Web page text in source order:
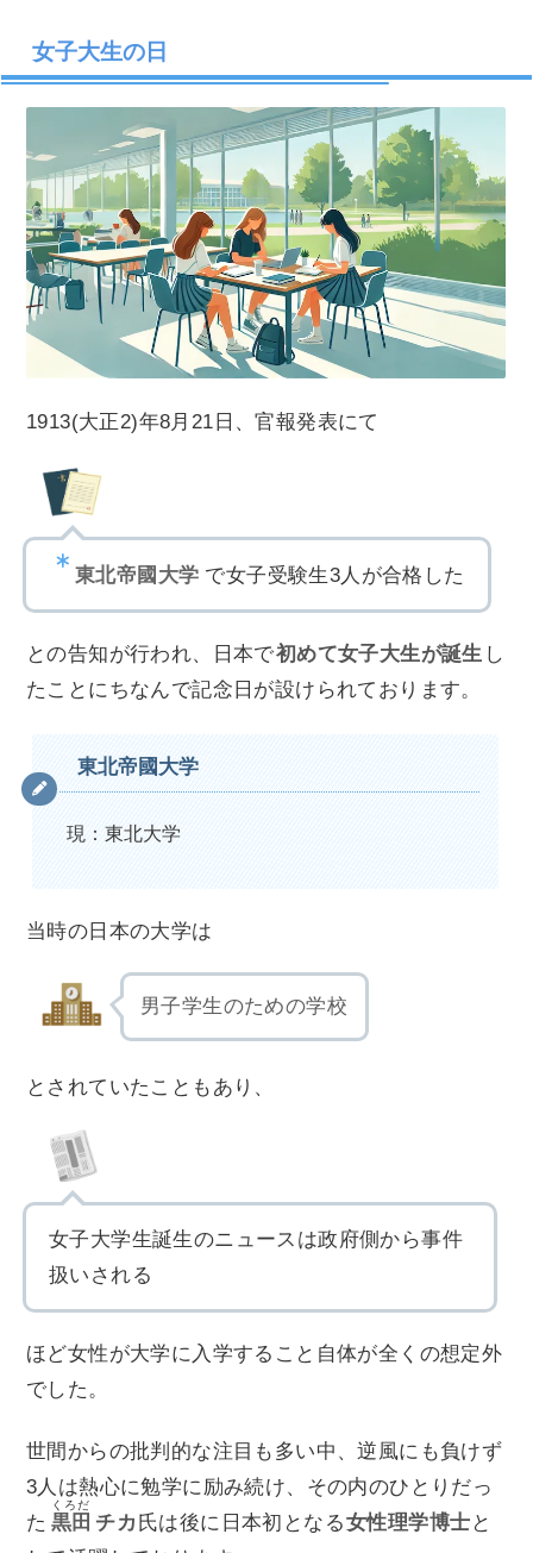
女子大生の日
1913(大正2)年8月21日、官報発表にて
東北帝國大学 で女子受験生3人が合格した
との告知が行われ、日本で初めて女子大生が誕生 し
たことにちなんで記念日が設けられております。
東北帝國大学
現：東北大学
当時の日本の大学は
男子学生のための学校
とされていたこともあり、
女子大学生誕生のニュースは政府側から事件
扱いされる
ほど女性が大学に入学すること自体が全くの想定外
でした。
世間からの批判的な注目も多い中、逆風にも負けず
3人は熱心に勉学に励み続け、その内のひとりだっ
た 黒田
くろだ
チカ 氏は後に日本初となる女性理学博士 と